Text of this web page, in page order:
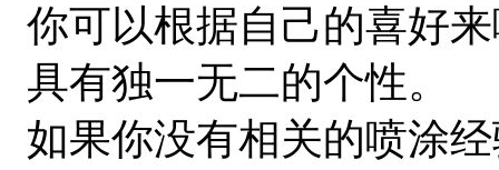
你可以根据自己的喜好
具有独一无二的个性。
如果你没有相关的喷涂